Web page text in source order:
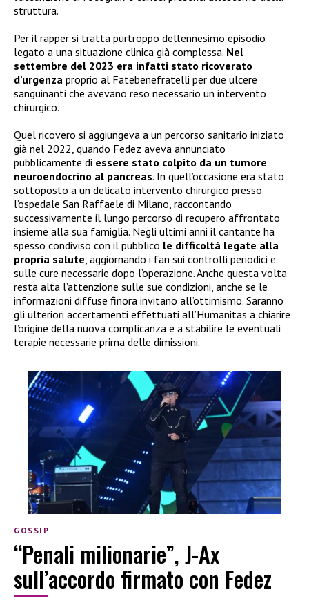
struttura.
Per il rapper si tratta purtroppo dell’ennesimo episodio
legato a una situazione clinica già complessa. Nel
settembre del 2023 era infatti stato ricoverato
d’urgenza proprio al Fatebenefratelli per due ulcere
sanguinanti che avevano reso necessario un intervento
chirurgico.
Quel ricovero si aggiungeva a un percorso sanitario iniziato
già nel 2022, quando Fedez aveva annunciato
pubblicamente di essere stato colpito da un tumore
neuroendocrino al pancreas. In quell’occasione era stato
sottoposto a un delicato intervento chirurgico presso
l’ospedale San Raffaele di Milano, raccontando
successivamente il lungo percorso di recupero affrontato
insieme alla sua famiglia. Negli ultimi anni il cantante ha
spesso condiviso con il pubblico le difficoltà legate alla
propria salute , aggiornando i fan sui controlli periodici e
sulle cure necessarie dopo l’operazione. Anche questa volta
resta alta l’attenzione sulle sue condizioni, anche se le
informazioni diffuse finora invitano all’ottimismo. Saranno
gli ulteriori accertamenti effettuati all’Humanitas a chiarire
l’origine della nuova complicanza e a stabilire le eventuali
terapie necessarie prima delle dimissioni.
GOSSIP
“Penali milionarie”, J-Ax
sull’accordo firmato con Fedez